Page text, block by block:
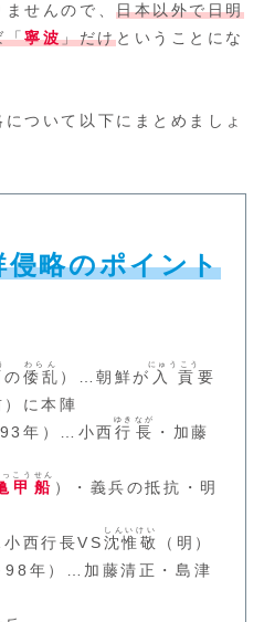
ませんので、日本以外で日明
「寧波」だけということにな
ついて以下にまとめましょ
侵略のポイント
の倭乱
わらん
）…朝鮮が 入貢
にゅうこう
要
）に本陣
93年）…小西行長
ゆきなが
・加藤
甲船
っこうせん
）・義兵の抵抗・明
西行長VS沈惟敬
しんいけい
（明）
98年）…加藤清正・島津